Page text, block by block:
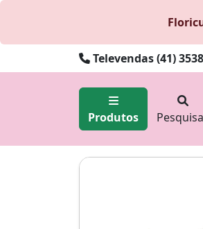
Televendas (41)
Produtos